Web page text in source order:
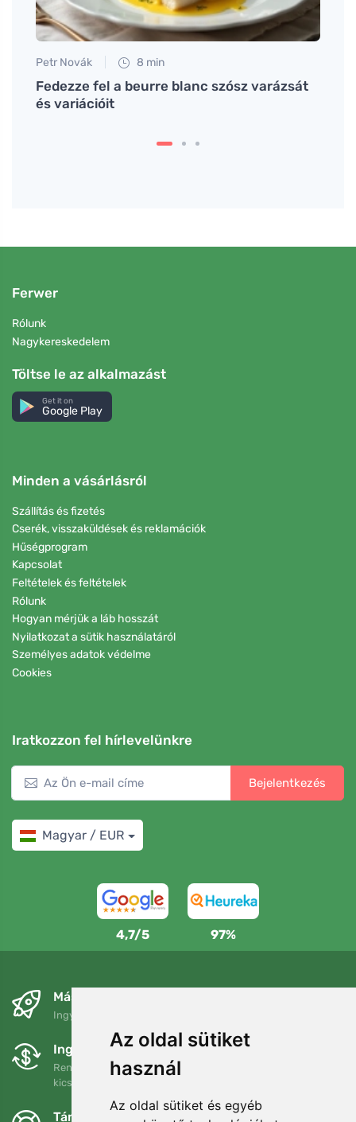
Az oldal sütiket
használ
Az oldal sütiket és egyéb
Petr Novák 8 min
Fedezze fel a beurre blanc szósz varázsát
és variációit
Ferwer
Rólunk
Nagykereskedelem
Töltse le az alkalmazást
Get it on
Google Play
Minden a vásárlásról
Szállítás és fizetés
Cserék, visszaküldések és reklamációk
Hűségprogram
Kapcsolat
Feltételek és feltételek
Rólunk
Hogyan mérjük a láb hosszát
Nyilatkozat a sütik használatáról
Személyes adatok védelme
Cookies
Iratkozzon fel hírlevelünkre
Bejelentkezés
Magyar / EUR
4,7/5 97%
Másnapra és ingyenesen
Ingyenes szállítás a következő összeg felett: 80 EUR
Ingyenes csere és visszaküldés
Rendelését 90 napon belül bármikor visszaküldheti vagy
kicserélheti.
Támogatjuk a Trees.org-ot